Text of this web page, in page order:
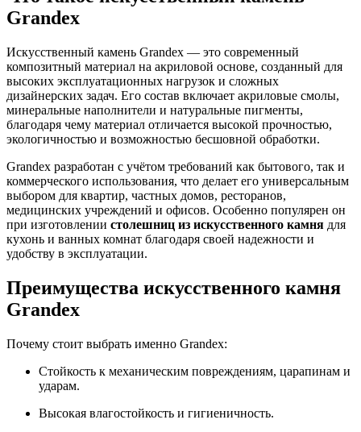
Grandex
Искусственный камень Grandex — это современный
композитный материал на акриловой основе, созданный для
высоких эксплуатационных нагрузок и сложных
дизайнерских задач. Его состав включает акриловые смолы,
минеральные наполнители и натуральные пигменты,
благодаря чему материал отличается высокой прочностью,
экологичностью и возможностью бесшовной обработки.
Grandex разработан с учётом требований как бытового, так и
коммерческого использования, что делает его универсальным
выбором для квартир, частных домов, ресторанов,
медицинских учреждений и офисов. Особенно популярен он
при изготовлении столешниц из искусственного камня для
кухонь и ванных комнат благодаря своей надежности и
удобству в эксплуатации.
Преимущества искусственного камня
Grandex
Почему стоит выбрать именно Grandex:
Стойкость к механическим повреждениям, царапинам и
ударам.
Высокая влагостойкость и гигиеничность.